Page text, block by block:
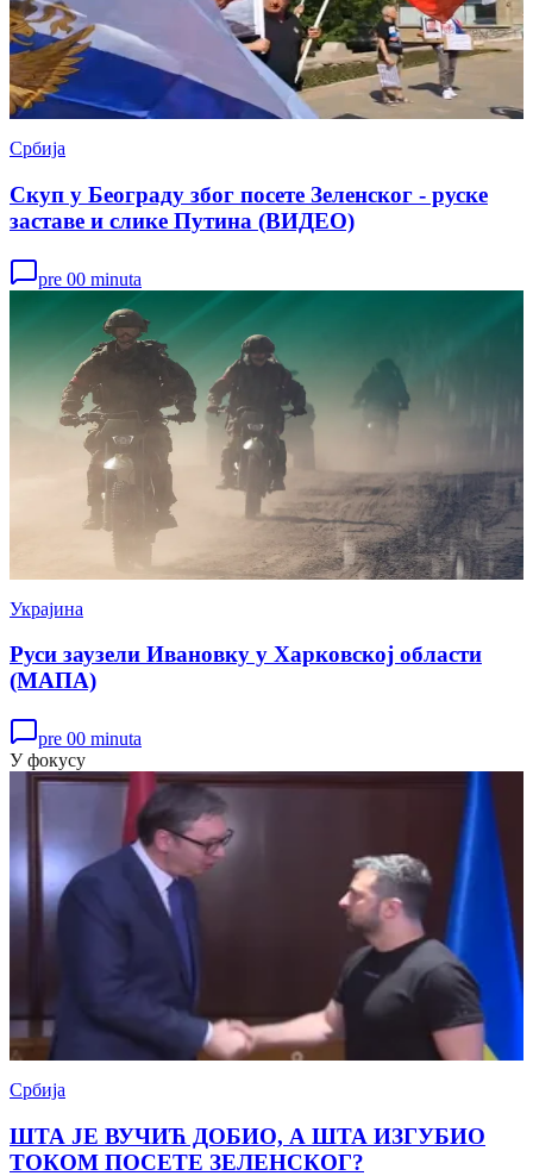
Србија
Скуп у Београду због посете Зеленског - руске
заставе и слике Путина (ВИДЕО)
pre 00 minuta
Украјина
Руси заузели Ивановку у Харковској области
(МАПА)
pre 00 minuta
У фокусу
Србија
ШТА ЈЕ ВУЧИЋ ДОБИО, А ШТА ИЗГУБИО
ТОКОМ ПОСЕТЕ ЗЕЛЕНСКОГ?